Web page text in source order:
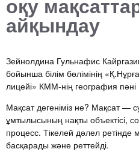
айқындау
Зейнолдина Гульнафис
бойынша білім бөлімінің
лицейі» КММ-нің география пәні
Мақсат дегеніміз не? Мақсат —
ұмтылысының нақты объектісі,
процесс. Тікелей дәлел ретінде
басқарады және реттейді.